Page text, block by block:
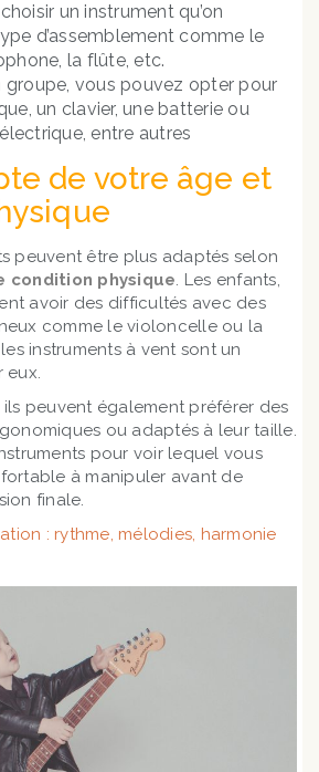
un instrument qu’on
d’assemblement comme le
la flûte, etc.
groupe, vous pouvez opter pour
un clavier, une batterie ou
entre autres
de votre âge et
peuvent être plus adaptés selon
condition physique. Les enfants,
avoir des difficultés avec des
comme le violoncelle ou la
instruments à vent sont un
eux.
peuvent également préférer des
ou adaptés à leur taille.
pour voir lequel vous
à manipuler avant de
finale.
: rythme, mélodies, harmonie